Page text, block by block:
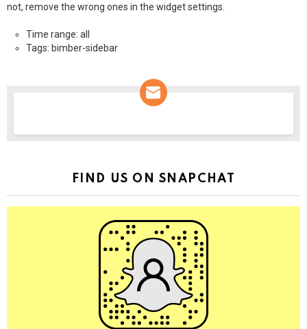
not, remove the wrong ones in the widget settings.
Time range: all
Tags: bimber-sidebar
FIND US ON SNAPCHAT